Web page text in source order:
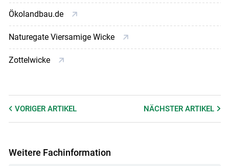
Ökolandbau.de
Naturegate Viersamige Wicke
Zottelwicke
VORIGER ARTIKEL NÄCHSTERARTIKEL
Weitere Fachinformation